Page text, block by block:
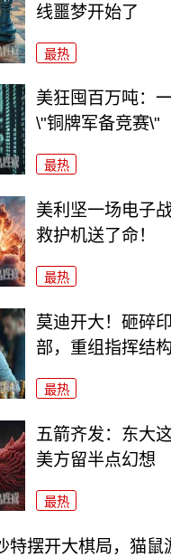
线噩梦开始了
最热
美狂囤百万吨：
\"铜牌军备竞赛\"
最热
美利坚一场电子
救护机送了命！
最热
莫迪开大！砸碎
部，重组指挥结构
最热
五箭齐发：东大
美方留半点幻想
最热
特摆开大棋局，猫鼠